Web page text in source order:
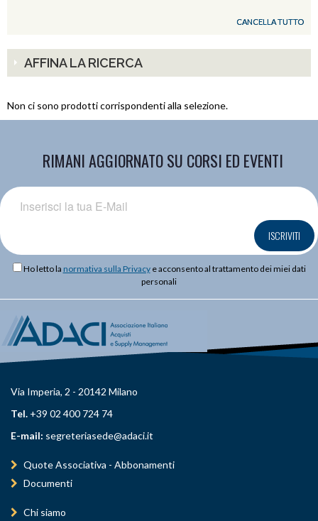
CANCELLA TUTTO
AFFINA LA RICERCA
Non ci sono prodotti corrispondenti alla selezione.
RIMANI AGGIORNATO SU CORSI ED EVENTI
ISCRIVITI
Ho letto la normativa sulla Privacye acconsento al trattamento dei miei dati
personali
Via Imperia, 2 - 20142 Milano
Tel. +39 02 400 724 74
E-mail: segreteriasede@adaci.it
Quote Associativa - Abbonamenti
Documenti
Chi siamo